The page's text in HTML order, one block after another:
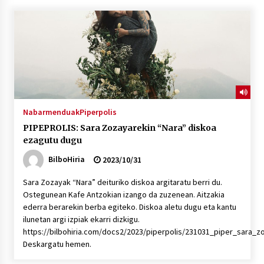
“Hiztegi bat” Gorka Urbizuk idatzitako letren
hiztegia
2026/07/23
Bakaikuko barnetegitik gazteek egindako saio
berezia
Tuba eta bonbardinoaren astea, Bilboko
Kontserbatorioan protagonista
2026/07/16
Auzoportala : 1×04 Auzofoniak
2026/07/15
Gaur abitua da Bilbao bbk live jaialdia
NabarmenduakPiperpolis
PIPEPROLIS: Sara Zozayarekin “Nara” diskoa
ezagutu dugu
BilboHiria
2023/10/31
Sara Zozayak “Nara” deituriko diskoa argitaratu berri du.
Ostegunean Kafe Antzokian izango da zuzenean. Aitzakia
ederra berarekin berba egiteko. Diskoa aletu dugu eta kantu
ilunetan argi izpiak ekarri dizkigu.
https://bilbohiria.com/docs2/2023/piperpolis/
Deskargatu hemen.